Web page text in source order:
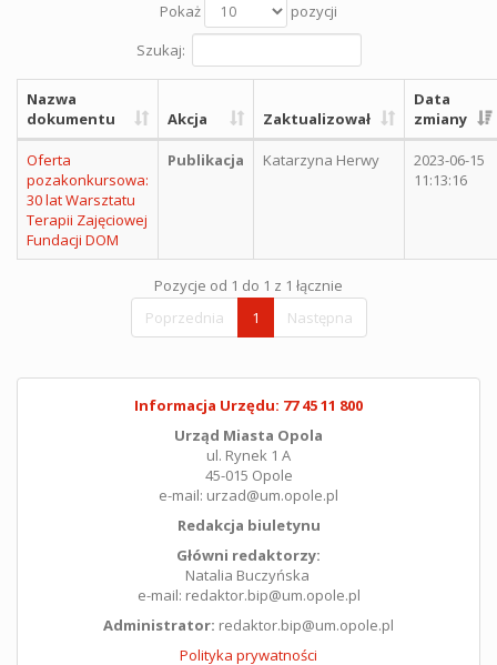
Pokaż
pozycji
Szukaj:
Nazwa
dokumentu
Akcja Zaktualizował
Data
zmiany
Oferta
pozakonkursowa:
30 lat Warsztatu
Terapii Zajęciowej
Fundacji DOM
Publikacja Katarzyna Herwy
2023-06-15
11:13:16
Pozycje od 1 do 1 z 1 łącznie
Poprzednia
1 Następna
Informacja Urzędu: 77 45 11 800
Urząd Miasta Opola
ul. Rynek 1 A
45-015 Opole
e-mail: urzad@um.opole.pl
Redakcja biuletynu
Główni redaktorzy:
Natalia Buczyńska
e-mail: redaktor.bip@um.opole.pl
Administrator: redaktor.bip@um.opole.pl
Polityka prywatności